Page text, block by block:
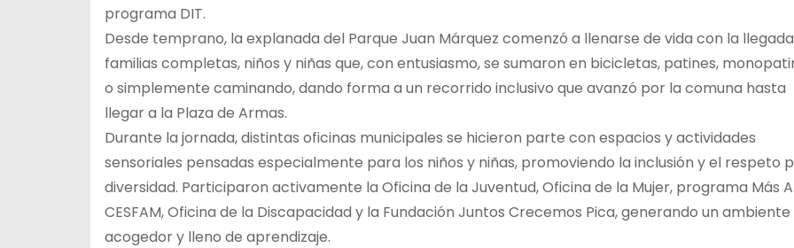
programa DIT.
Desde temprano, la explanada del Parque Juan Márquez comenzó a llenarse de vida con la
familias completas, niños y niñas que, con entusiasmo, se sumaron en bicicletas, patines,
o simplemente caminando, dando forma a un recorrido inclusivo que avanzó por la comuna hasta
llegar a la Plaza de Armas.
Durante la jornada, distintas oficinas municipales se hicieron parte con espacios y actividades
sensoriales pensadas especialmente para los niños y niñas, promoviendo la inclusión y el respeto
diversidad. Participaron activamente la Oficina de la Juventud, Oficina de la Mujer, programa Más
CESFAM, Oficina de la Discapacidad y la Fundación Juntos Crecemos Pica, generando un ambiente
acogedor y lleno de aprendizaje.